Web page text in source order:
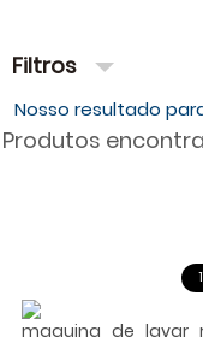
Filtros
Produtos